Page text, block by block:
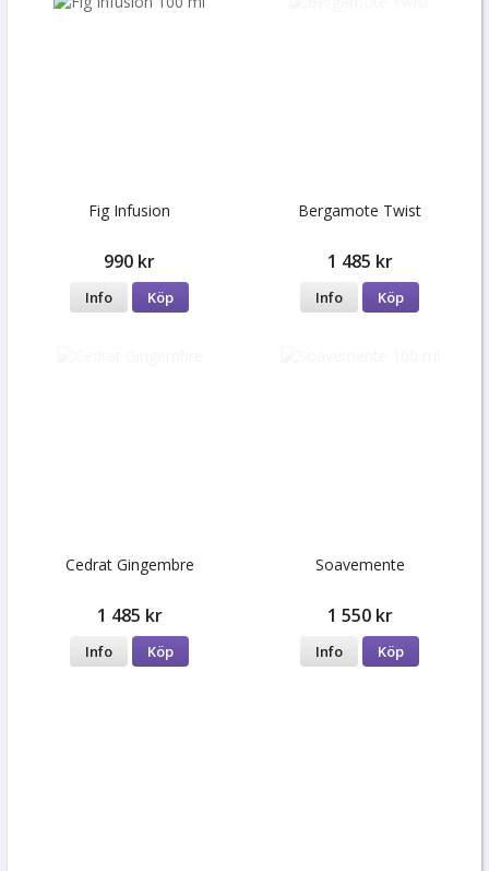
Fig Infusion
990 kr
Info Köp
Bergamote Twist
1 485 kr
Info Köp
Cedrat Gingembre
1 485 kr
Info Köp
Soavemente
1 550 kr
Info Köp